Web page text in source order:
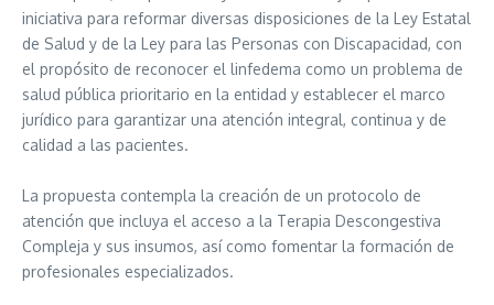
iniciativa para reformar diversas disposiciones de la Ley Estatal
de Salud y de la Ley para las Personas con Discapacidad, con
el propósito de reconocer el linfedema como un problema de
salud pública prioritario en la entidad y establecer el marco
jurídico para garantizar una atención integral, continua y de
calidad a las pacientes.
La propuesta contempla la creación de un protocolo de
atención que incluya el acceso a la Terapia Descongestiva
Compleja y sus insumos, así como fomentar la formación de
profesionales especializados.